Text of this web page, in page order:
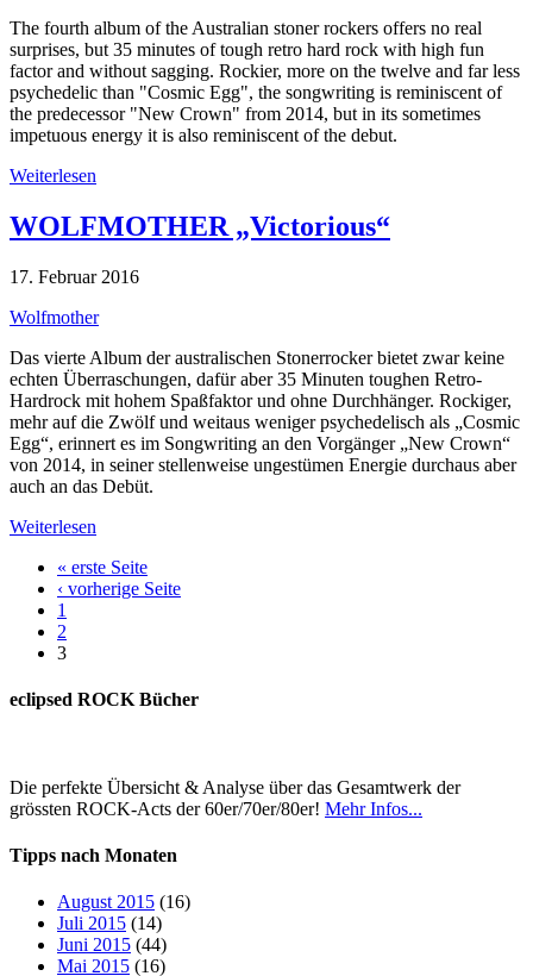
The fourth album of the Australian stoner rockers offers no real
surprises, but 35 minutes of tough retro hard rock with high fun
factor and without sagging. Rockier, more on the twelve and far less
psychedelic than "Cosmic Egg", the songwriting is reminiscent of
the predecessor "New Crown" from 2014, but in its sometimes
impetuous energy it is also reminiscent of the debut.
Weiterlesen
WOLFMOTHER „Victorious“
17. Februar 2016
Wolfmother
Das vierte Album der australischen Stonerrocker bietet zwar keine
echten Überraschungen, dafür aber 35 Minuten toughen Retro-
Hardrock mit hohem Spaßfaktor und ohne Durchhänger. Rockiger,
mehr auf die Zwölf und weitaus weniger psychedelisch als „Cosmic
Egg“, erinnert es im Songwriting an den Vorgänger „New Crown“
von 2014, in seiner stellenweise ungestümen Energie durchaus aber
auch an das Debüt.
Weiterlesen
« erste Seite
‹ vorherige Seite
1
2
3
eclipsed ROCK Bücher
Die perfekte Übersicht & Analyse über das Gesamtwerk der
grössten ROCK-Acts der 60er/70er/80er! Mehr Infos...
Tipps nach Monaten
August 2015 (16)
Juli 2015 (14)
Juni 2015 (44)
Mai 2015 (16)